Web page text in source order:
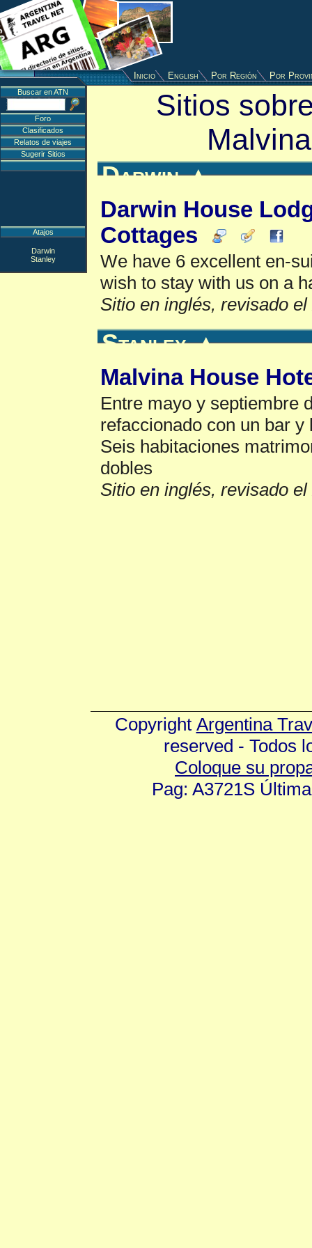
Inicio English Por Región Por
Sitios
Darwin▲
Darwin House
Cottages
We have 6 excellent en-
wish to stay with us on a
Sitio en inglés, revisado el
Stanley▲
Malvina House
Entre mayo y septiembre
refaccionado con un bar
Seis habitaciones
dobles
Sitio en inglés, revisado el
Buscar en ATN
Foro
Clasificados
Relatos de viajes
Sugerir Sitios
Atajos
Darwin
Stanley
Copyright Argentina
reserved - Todos
Coloque su
Pag: A3721S